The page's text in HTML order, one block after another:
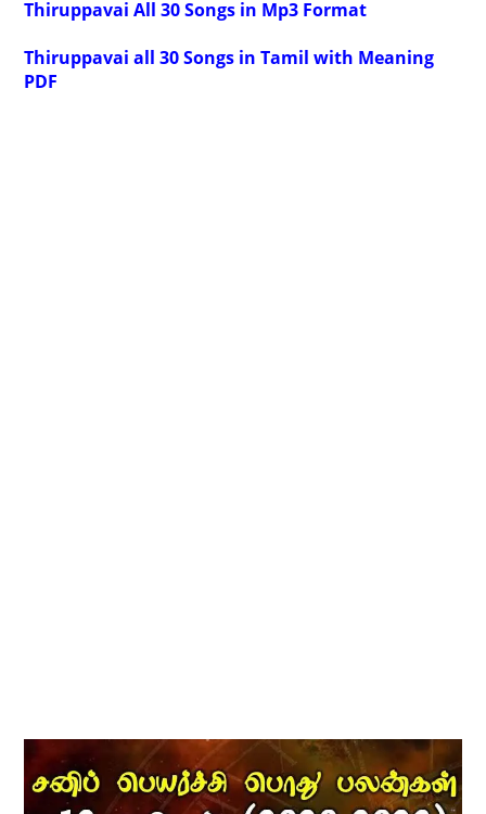
Thiruppavai All 30 Songs in Mp3 Format
Thiruppavai all 30 Songs in Tamil with Meaning
PDF